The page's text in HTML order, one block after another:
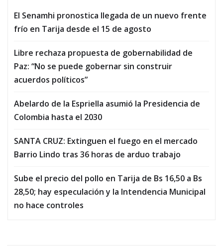
El Senamhi pronostica llegada de un nuevo frente
frío en Tarija desde el 15 de agosto
Libre rechaza propuesta de gobernabilidad de
Paz: “No se puede gobernar sin construir
acuerdos políticos”
Abelardo de la Espriella asumió la Presidencia de
Colombia hasta el 2030
SANTA CRUZ: Extinguen el fuego en el mercado
Barrio Lindo tras 36 horas de arduo trabajo
Sube el precio del pollo en Tarija de Bs 16,50 a Bs
28,50; hay especulación y la Intendencia Municipal
no hace controles